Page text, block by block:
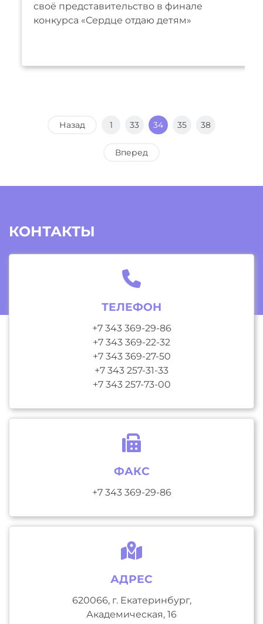
своё представительство в финале
конкурса «Сердце отдаю детям»
Назад 1 33 34 35 38
Вперед
КОНТАКТЫ
ТЕЛЕФОН
+7 343 369-29-86
+7 343 369-22-32
+7 343 369-27-50
+7 343 257-31-33
+7 343 257-73-00
ФАКС
+7 343 369-29-86
АДРЕС
620066, г. Екатеринбург,
Академическая, 16